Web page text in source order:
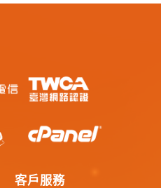
客戶服務